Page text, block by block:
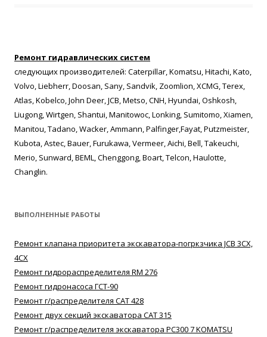
Ремонт гидравлических систем
следующих производителей: Caterpillar, Komatsu, Hitachi, Kato,
Volvo, Liebherr, Doosan, Sany, Sandvik, Zoomlion, XCMG, Terex,
Atlas, Kobelco, John Deer, JCB, Metso, CNH, Hyundai, Oshkosh,
Liugong, Wirtgen, Shantui, Manitowoc, Lonking, Sumitomo, Xiamen,
Manitou, Tadano, Wacker, Ammann, Palfinger,Fayat, Putzmeister,
Kubota, Astec, Bauer, Furukawa, Vermeer, Aichi, Bell, Takeuchi,
Merio, Sunward, BEML, Chenggong, Boart, Telcon, Haulotte,
Changlin.
ВЫПОЛНЕННЫЕ РАБОТЫ
Ремонт клапана приоритета экскаватора-погркзчика JCB 3CX,
4CX
Ремонт гидрораспределителя RM 276
Ремонт гидронасоса ГСТ-90
Ремонт г/распределителя САТ 428
Ремонт двух секций экскаватора САТ 315
Ремонт г/распределителя экскаватора РС300 7 KOMATSU